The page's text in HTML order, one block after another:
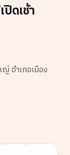
ดเช้า
อำเภอเมือง